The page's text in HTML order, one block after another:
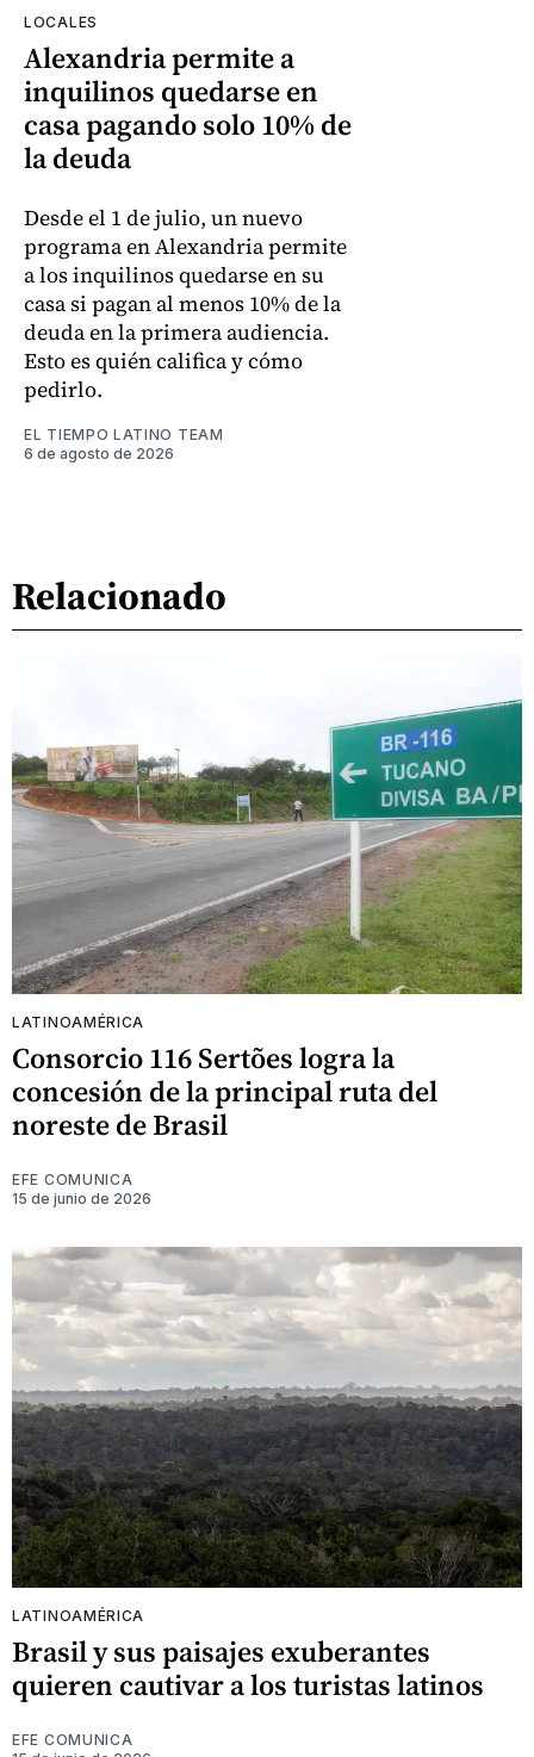
LOCALES
Alexandria permite a
inquilinos quedarse en
casa pagando solo 10% de
la deuda
Desde el 1 de julio, un nuevo
programa en Alexandria permite
a los inquilinos quedarse en su
casa si pagan al menos 10% de la
deuda en la primera audiencia.
Esto es quién califica y cómo
pedirlo.
EL TIEMPO LATINO TEAM
6 de agosto de 2026
Relacionado
LATINOAMÉRICA
Consorcio 116 Sertões logra la
concesión de la principal ruta del
noreste de Brasil
EFE COMUNICA
15 de junio de 2026
LATINOAMÉRICA
Brasil y sus paisajes exuberantes
quieren cautivar a los turistas latinos
EFE COMUNICA